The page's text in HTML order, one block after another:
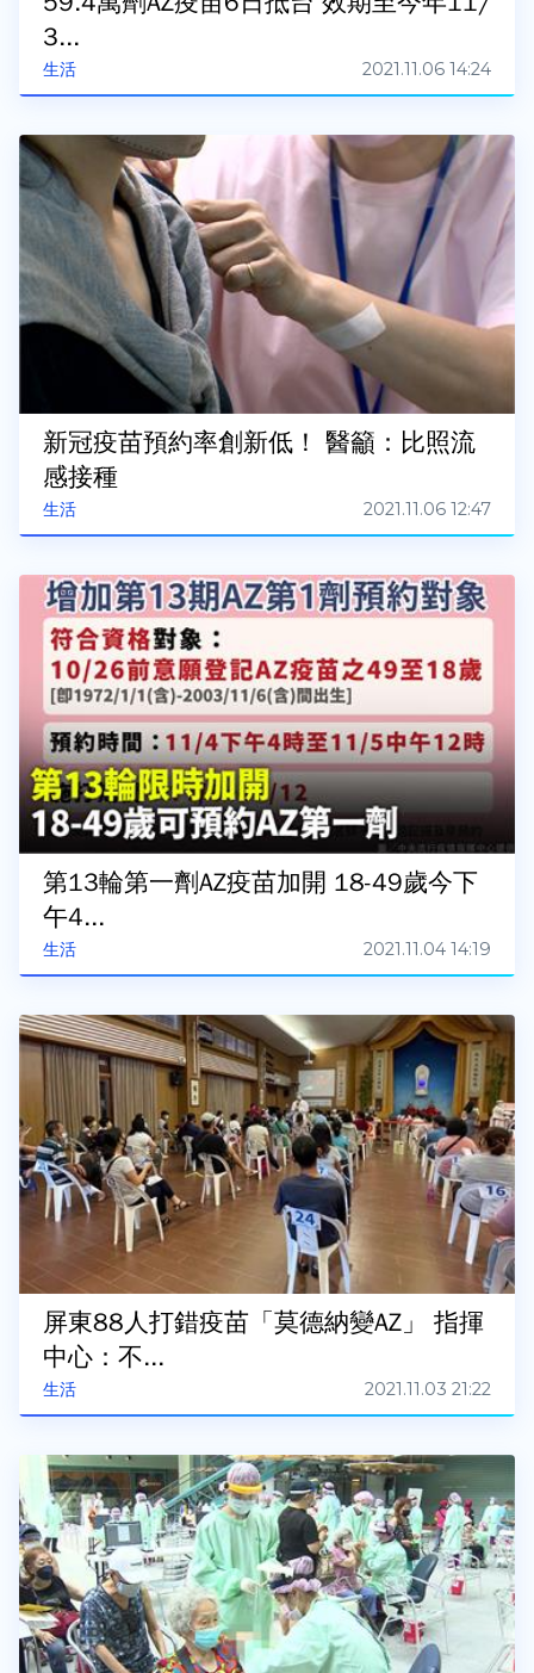
生活
3...
2021.11.06 14:24
生活
新冠疫苗預約率創新低！ 醫籲：比照流
感接種
2021.11.06 12:47
生活
第13輪第一劑AZ疫苗加開 18-49歲今下
午4...
2021.11.04 14:19
生活
屏東88人打錯疫苗「莫德納變AZ」 指揮
中心：不...
2021.11.03 21:22